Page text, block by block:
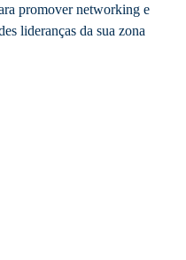
promover networking e
lideranças da sua zona